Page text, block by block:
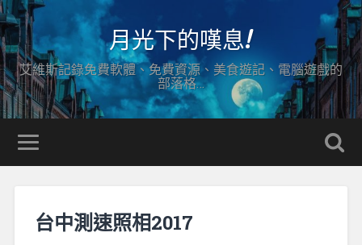
月光下的嘆息!
艾維斯記錄免費軟體、免費資源、美食遊記、電腦遊戲的
部落格…
台中測速照相2017